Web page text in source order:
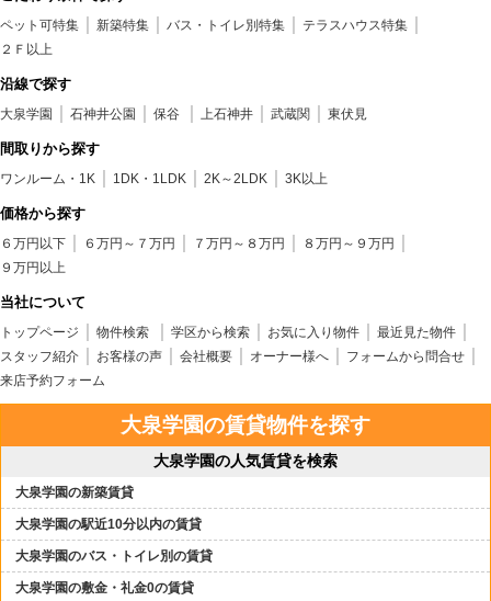
ペット可特集 新築特集 バス・トイレ別特集
テラスハウス特集
２Ｆ以上
沿線で探す
大泉学園 石神井公園 保谷 上石神井 武蔵関 東伏見
間取りから探す
ワンルーム・1K 1DK・1LDK 2K～2LDK 3K以上
価格から探す
６万円以下 ６万円～７万円 ７万円～８万円
８万円～９万円
９万円以上
当社について
トップページ 物件検索 学区から検索 お気に入り物件
最近見た物件
スタッフ紹介
お客様の声 会社概要 オーナー様へ
フォームから問合せ
来店予約フォーム
大泉学園の賃貸物件を探す
大泉学園の人気賃貸を検索
大泉学園の新築賃貸
大泉学園の駅近10分以内の賃貸
大泉学園のバス・トイレ別の賃貸
大泉学園の敷金・礼金0の賃貸